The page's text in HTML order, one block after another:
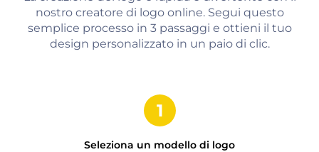
nostro creatore di logo online. Segui questo
semplice processo in 3 passaggi e ottieni il tuo
design personalizzato in un paio di clic.
Seleziona un modello di logo